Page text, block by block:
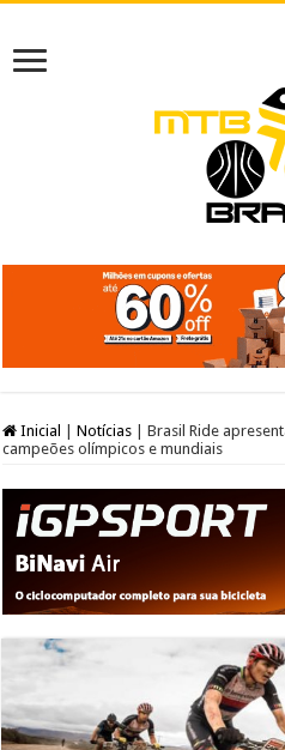
Inicial Notícias
Brasil Ride
campeões olímpicos e mundiais